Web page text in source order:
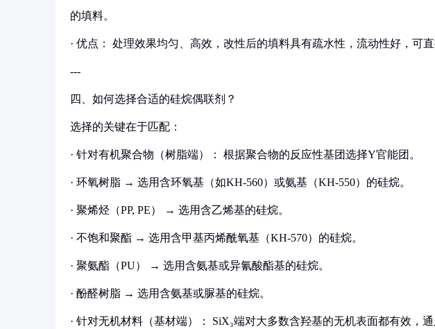
的填料。
· 优点： 处理效果均匀、高效，改性后的填料具有疏水性，流动性好，可
---
四、如何选择合适的硅烷偶联剂？
选择的关键在于匹配：
· 针对有机聚合物（树脂端）： 根据聚合物的反应性基团选择Y官能团。
· 环氧树脂 → 选用含环氧基（如KH-560）或氨基（KH-550）的硅烷。
· 聚烯烃（PP, PE） → 选用含乙烯基的硅烷。
· 不饱和聚酯 → 选用含甲基丙烯酰氧基（KH-570）的硅烷。
· 聚氨酯（PU） → 选用含氨基或异氰酸酯基的硅烷。
· 酚醛树脂 → 选用含氨基或脲基的硅烷。
· 针对无机材料（基材端）： SiX₃端对大多数含羟基的无机表面都有效，通